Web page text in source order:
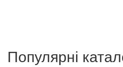
Популярні